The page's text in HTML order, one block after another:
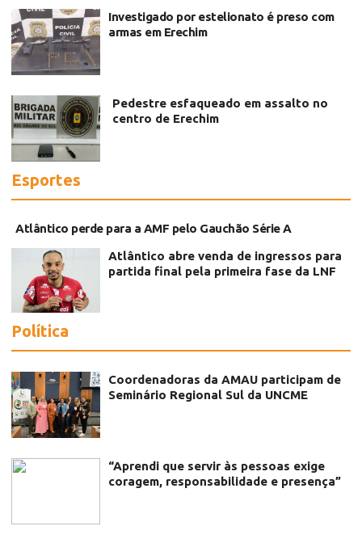
Investigado por estelionato é preso com
armas em Erechim
Pedestre esfaqueado em assalto no
centro de Erechim
Esportes
Atlântico perde para a AMF pelo Gauchão Série A
Atlântico abre venda de ingressos para
partida final pela primeira fase da LNF
Política
Coordenadoras da AMAU participam de
Seminário Regional Sul da UNCME
“Aprendi que servir às pessoas exige
coragem, responsabilidade e presença”